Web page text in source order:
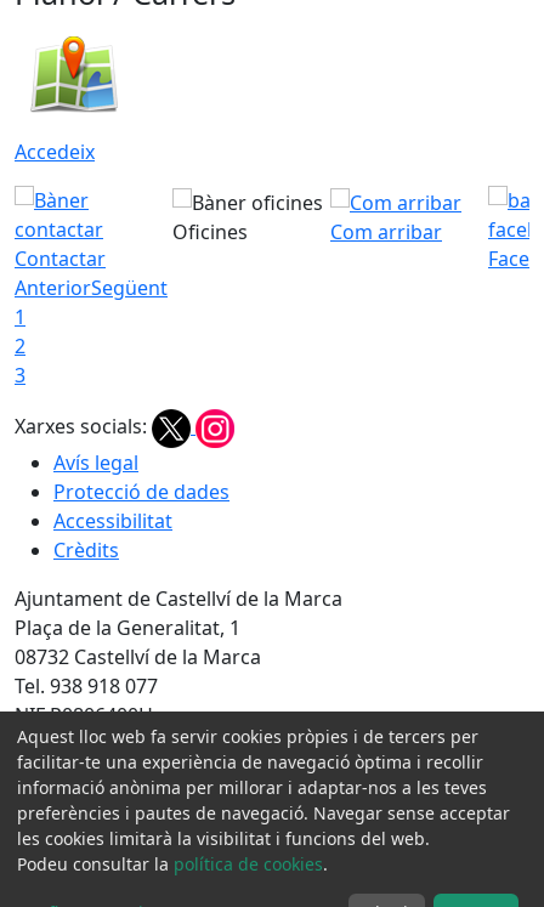
Accedeix
Contactar
Oficines
Com arribar
AnteriorSegüent
1
2
3
Xarxes socials:
Avís legal
Protecció de dades
Accessibilitat
Crèdits
Ajuntament de Castellví de la Marca
Plaça de la Generalitat, 1
08732 Castellví de la Marca
Tel. 938 918 077
NIF P0806400H
Amb la col·laboració de:
Aquest lloc web fa servir cookies pròpies i de tercers per
facilitar-te una experiència de navegació òptima i recollir
informació anònima per millorar i adaptar-nos a les teves
preferències i pautes de navegació. Navegar sense acceptar
les cookies limitarà la visibilitat i funcions del web.
Podeu consultar la política de cookies.